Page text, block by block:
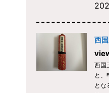
西
西国
と、
とな